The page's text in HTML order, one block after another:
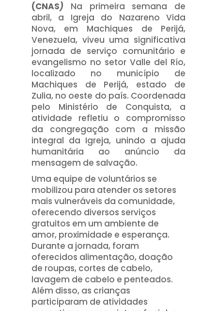
(CNAS) Na primeira semana de
abril, a Igreja do Nazareno Vida
Nova, em Machiques de Perijá,
Venezuela, viveu uma significativa
jornada de serviço comunitário e
evangelismo no setor Valle del Río,
localizado no município de
Machiques de Perijá, estado de
Zulia, no oeste do país. Coordenada
pelo Ministério de Conquista, a
atividade refletiu o compromisso
da congregação com a missão
integral da Igreja, unindo a ajuda
humanitária ao anúncio da
mensagem de salvação.
Uma equipe de voluntários se
mobilizou para atender os setores
mais vulneráveis da comunidade,
oferecendo diversos serviços
gratuitos em um ambiente de
amor, proximidade e esperança.
Durante a jornada, foram
oferecidos alimentação, doação
de roupas, cortes de cabelo,
lavagem de cabelo e penteados.
Além disso, as crianças
participaram de atividades